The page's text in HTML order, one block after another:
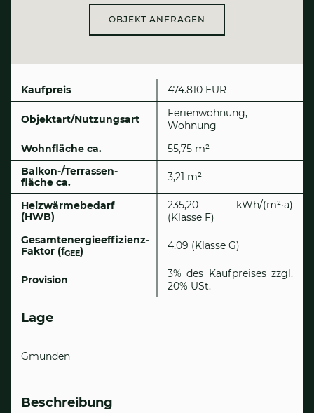
OBJEKT ANFRAGEN
Kaufpreis 474.810 EUR
Objektart/Nutzungsart
Ferienwohnung,
Wohnung
Wohnfläche ca.
55,75 m²
Balkon-/Terrassen­
fläche ca.
3,21 m²
Heizwärmebedarf
(HWB)
235,20 kWh/(m²·a)
(Klasse F)
Gesamtenergieeffizienz-
Faktor (fGEE) 4,09 (Klasse G)
Provision
3% des Kaufpreises zzgl.
20% USt.
Lage
Gmunden
Beschreibung